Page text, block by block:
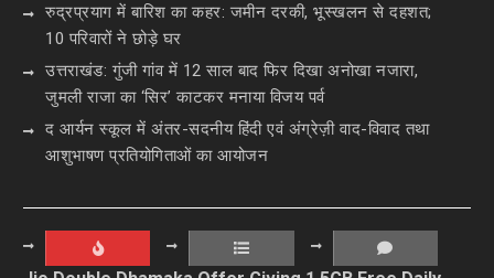
रुद्रप्रयाग में बारिश का कहर: जमीन दरकी, भूस्खलन से दहशत;
10 परिवारों ने छोड़े घर
उत्तराखंड: गुंजी गांव में 12 साल बाद फिर दिखा अनोखा नजारा,
जुमली राजा का ‘सिर’ काटकर मनाया विजय पर्व
द आर्यन स्कूल में अंतर-सदनीय हिंदी एवं अंग्रेज़ी वाद-विवाद तथा
आशुभाषण प्रतियोगिताओं का आयोजन